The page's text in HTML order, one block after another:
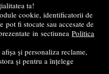
ta!
cookie, identificatorii de
fi stocate sau accesate de
in sectiunea Politica
și personaliza reclame,
și pentru a înțelege